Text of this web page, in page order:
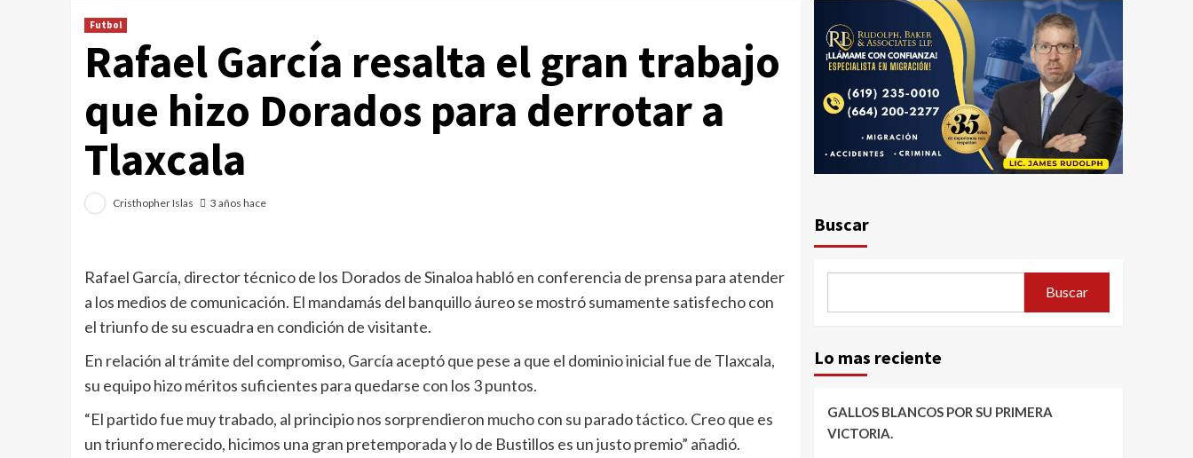
Futbol
Rafael García resalta el gran trabajo
que hizo Dorados para derrotar a
Tlaxcala
Cristhopher Islas 3 años hace
Rafael García, director técnico de los Dorados de Sinaloa habló en conferencia de prensa para atender
a los medios de comunicación. El mandamás del banquillo áureo se mostró sumamente satisfecho con
el triunfo de su escuadra en condición de visitante.
En relación al trámite del compromiso, García aceptó que pese a que el dominio inicial fue de Tlaxcala,
su equipo hizo méritos suficientes para quedarse con los 3 puntos.
“El partido fue muy trabado, al principio nos sorprendieron mucho con su parado táctico. Creo que es
un triunfo merecido, hicimos una gran pretemporada y lo de Bustillos es un justo premio” añadió.
Buscar
Buscar
Lo mas reciente
GALLOS BLANCOS POR SU PRIMERA
VICTORIA.